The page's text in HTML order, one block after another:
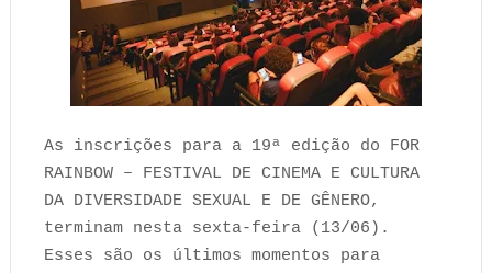
As inscrições para a 19ª edição do FOR
RAINBOW – FESTIVAL DE CINEMA E CULTURA
DA DIVERSIDADE SEXUAL E DE GÊNERO,
terminam nesta sexta-feira (13/06).
Esses são os últimos momentos para